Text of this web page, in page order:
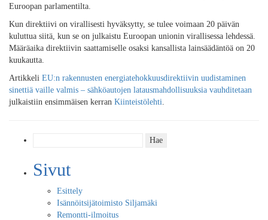
Euroopan parlamentilta.
Kun direktiivi on virallisesti hyväksytty, se tulee voimaan 20 päivän
kuluttua siitä, kun se on julkaistu Euroopan unionin virallisessa lehdessä.
Määräaika direktiivin saattamiselle osaksi kansallista lainsäädäntöä on 20
kuukautta.
Artikkeli EU:n rakennusten energiatehokkuusdirektiivin uudistaminen
sinettiä vaille valmis – sähköautojen latausmahdollisuuksia vauhditetaan
julkaistiin ensimmäisen kerran Kiinteistölehti.
Sivut
Esittely
Isännöitsijätoimisto Siljamäki
Remontti-ilmoitus